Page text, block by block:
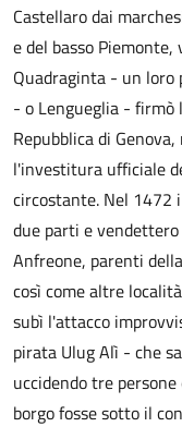
Castellaro dai
e del basso
Quadraginta - un loro
- o Lengueglia -
Repubblica di
l'investitura ufficiale
circostante. Nel 1472
due parti e
Anfreone, parenti
così come altre
subì l'attacco
pirata Ulug Alì - che
uccidendo tre
borgo fosse sotto il